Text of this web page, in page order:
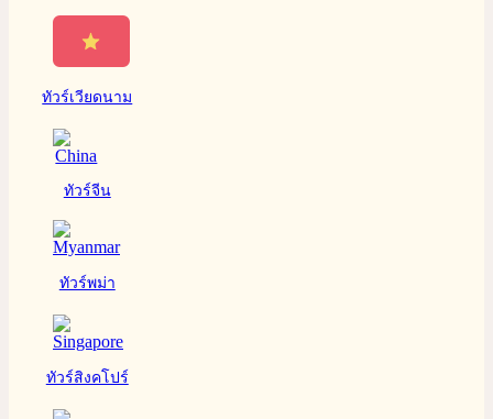
ทัวร์เวียดนาม
ทัวร์จีน
ทัวร์พม่า
ทัวร์สิงคโปร์